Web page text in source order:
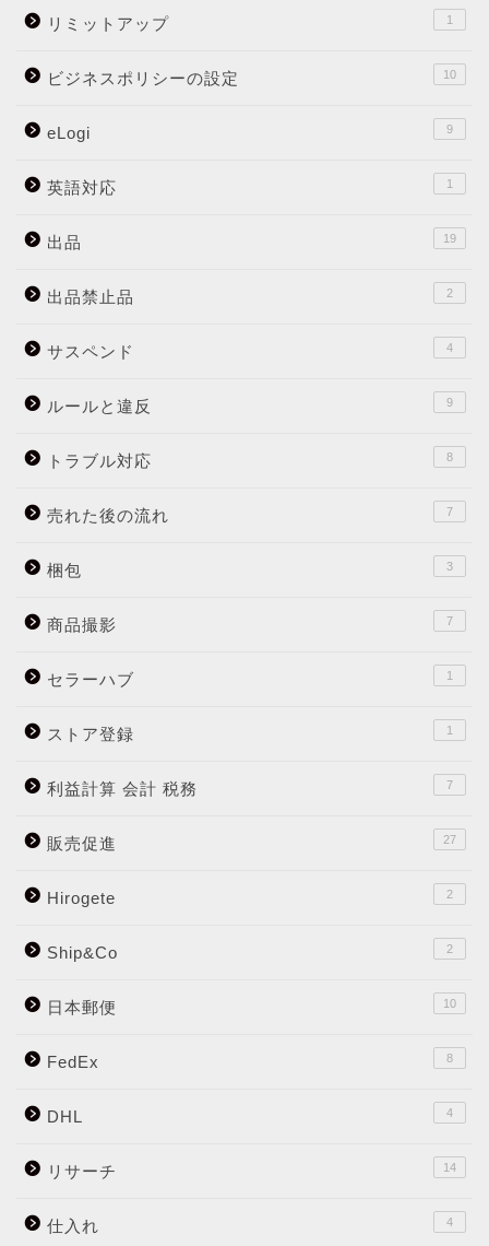
リミットアップ 1
ビジネスポリシーの設定 10
eLogi 9
英語対応 1
出品 19
出品禁止品 2
サスペンド 4
ルールと違反 9
トラブル対応 8
売れた後の流れ 7
梱包 3
商品撮影 7
セラーハブ 1
ストア登録 1
利益計算 会計 税務 7
販売促進 27
Hirogete 2
Ship&Co 2
日本郵便 10
FedEx 8
DHL 4
リサーチ 14
仕入れ 4